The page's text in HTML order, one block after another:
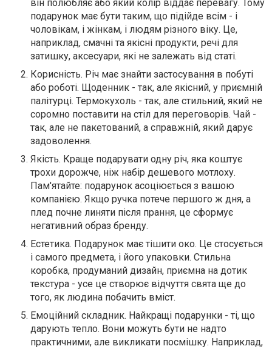
він полюбляє або який колір віддає перевагу. Тому
подарунок має бути таким, що підійде всім - і
чоловікам, і жінкам, і людям різного віку. Це,
наприклад, смачні та якісні продукти, речі для
затишку, аксесуари, які не залежать від статі.
Корисність. Річ має знайти застосування в побуті
або роботі. Щоденник - так, але якісний, у приємній
палітурці. Термокухоль - так, але стильний, який не
соромно поставити на стіл для переговорів. Чай -
так, але не пакетований, а справжній, який дарує
задоволення.
Якість. Краще подарувати одну річ, яка коштує
трохи дорожче, ніж набір дешевого мотлоху.
Пам'ятайте: подарунок асоціюється з вашою
компанією. Якщо ручка потече першого ж дня, а
плед почне линяти після прання, це сформує
негативний образ бренду.
Естетика. Подарунок має тішити око. Це стосується
і самого предмета, і його упаковки. Стильна
коробка, продуманий дизайн, приємна на дотик
текстура - усе це створює відчуття свята ще до
того, як людина побачить вміст.
Емоційний складник. Найкращі подарунки - ті, що
дарують тепло. Вони можуть бути не надто
практичними, але викликати посмішку. Наприклад,